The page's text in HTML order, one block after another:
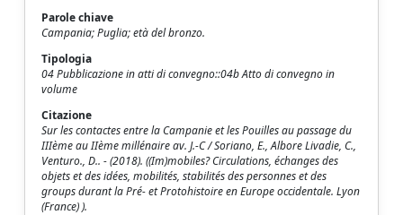
Parole chiave
Campania; Puglia; età del bronzo.
Tipologia
04 Pubblicazione in atti di convegno::04b Atto di convegno in
volume
Citazione
Sur les contactes entre la Campanie et les Pouilles au passage du
IIIème au IIème millénaire av. J.-C / Soriano, E., Albore Livadie, C.,
Venturo., D.. - (2018). ((Im)mobiles? Circulations, échanges des
objets et des idées, mobilités, stabilités des personnes et des
groups durant la Pré- et Protohistoire en Europe occidentale. Lyon
(France) ).